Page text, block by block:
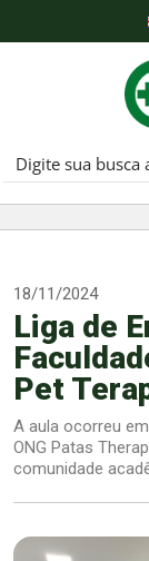
18/11/2024
Liga de
Pet
A aula ocorreu
ONG Patas
comunidade